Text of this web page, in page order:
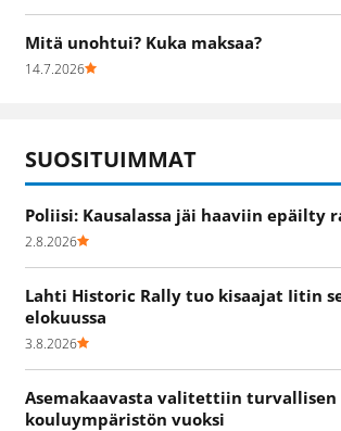
Mitä unohtui? Kuka maksaa?
14.7.2026
SUOSITUIMMAT
Poliisi: Kausalassa jäi haaviin epäilty
2.8.2026
Lahti Historic Rally tuo kisaajat Iitin
elokuussa
3.8.2026
Asemakaavasta valitettiin turvallisen
kouluympäristön vuoksi